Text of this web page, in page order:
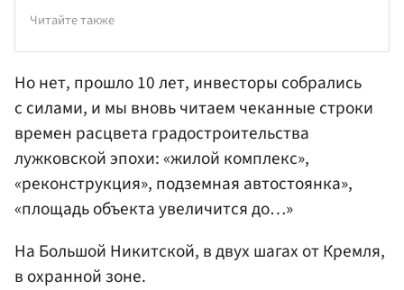
Читайте также
Но нет, прошло 10 лет, инвесторы собрались
с силами, и мы вновь читаем чеканные строки
времен расцвета градостроительства
лужковской эпохи: «жилой комплекс»,
«реконструкция», подземная автостоянка»,
«площадь объекта увеличится до…»
На Большой Никитской, в двух шагах от Кремля,
в охранной зоне.